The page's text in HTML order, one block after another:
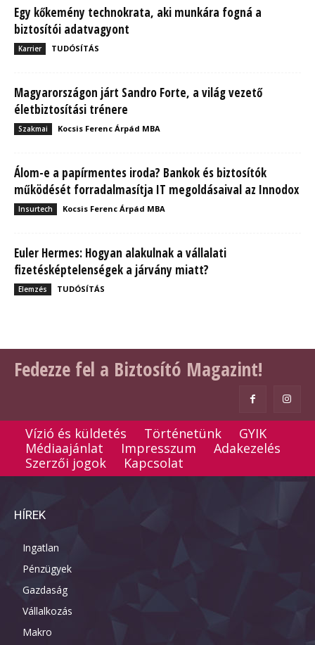
Egy kőkemény technokrata, aki munkára fogná a
biztosítói adatvagyont
Karrier TUDÓSÍTÁS
Magyarországon járt Sandro Forte, a világ vezető
életbiztosítási trénere
Szakmai Kocsis Ferenc Árpád MBA
Álom-e a papírmentes iroda? Bankok és biztosítók
működését forradalmasítja IT megoldásaival az Innodox
Insurtech Kocsis Ferenc Árpád MBA
Euler Hermes: Hogyan alakulnak a vállalati
fizetésképtelenségek a járvány miatt?
Elemzés TUDÓSÍTÁS
Fedezze fel a Biztosító Magazint!
Vízió és küldetés Történetünk
GYIK
Médiaajánlat
Impresszum
Adakezelés
Szerzői jogok
Kapcsolat
HÍREK
Ingatlan
Pénzügyek
Gazdaság
Vállalkozás
Makro